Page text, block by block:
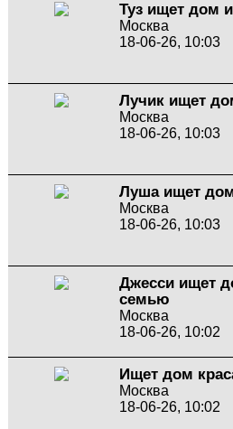
Туз ищет дом
Москва
18-06-26, 10:03
Лучик ищет
Москва
18-06-26, 10:03
Луша ищет
Москва
18-06-26, 10:03
Джесси ищет
семью
Москва
18-06-26, 10:02
Ищет дом
Москва
18-06-26, 10:02